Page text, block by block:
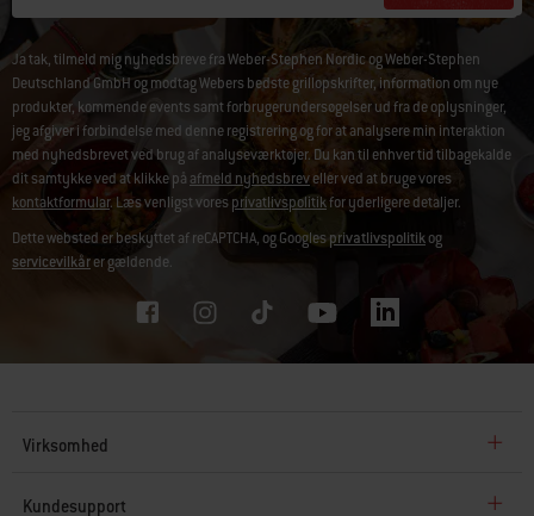
Ja tak, tilmeld mig nyhedsbreve fra Weber-Stephen Nordic og Weber-Stephen
Deutschland GmbH og modtag Webers bedste grillopskrifter, information om nye
produkter, kommende events samt forbrugerundersøgelser ud fra de oplysninger,
jeg afgiver i forbindelse med denne registrering og for at analysere min interaktion
med nyhedsbrevet ved brug af analyseværktøjer. Du kan til enhver tid tilbagekalde
dit samtykke ved at klikke på afmeld nyhedsbreveller ved at bruge vores
kontaktformular. Læs venligst voresprivatlivspolitikfor yderligere detaljer.
Dette websted er beskyttet af reCAPTCHA, og Googlesprivatlivspolitikog
servicevilkårer gældende.
Virksomhed
Kundesupport